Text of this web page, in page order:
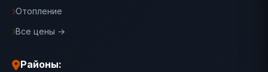
Отопление
Все цены →
Районы: